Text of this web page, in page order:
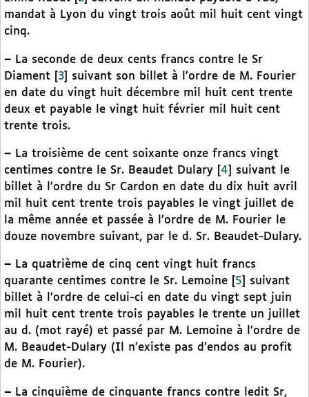
mandat à Lyon du vingt trois août mil huit cent vingt
cinq.
– La seconde de deux cents francs contre le Sr
Diament
3
suivant son billet à l’ordre de M. Fourier
en date du vingt huit décembre mil huit cent trente
deux et payable le vingt huit février mil huit cent
trente trois.
– La troisième de cent soixante onze francs vingt
centimes contre le Sr. Beaudet Dulary
4
suivant le
billet à l’ordre du Sr Cardon en date du dix huit avril
mil huit cent trente trois payables le vingt juillet de
la même année et passée à l’ordre de M. Fourier le
douze novembre suivant, par le d. Sr. Beaudet-Dulary.
– La quatrième de cinq cent vingt huit francs
quarante centimes contre le Sr. Lemoine
5
suivant
billet à l’ordre de celui-ci en date du vingt sept juin
mil huit cent trente trois payables le trente un juillet
au d. (mot rayé) et passé par M. Lemoine à l’ordre de
M. Beaudet-Dulary (Il n’existe pas d’endos au profit
de M. Fourier).
– La cinquième de cinquante francs contre ledit Sr,